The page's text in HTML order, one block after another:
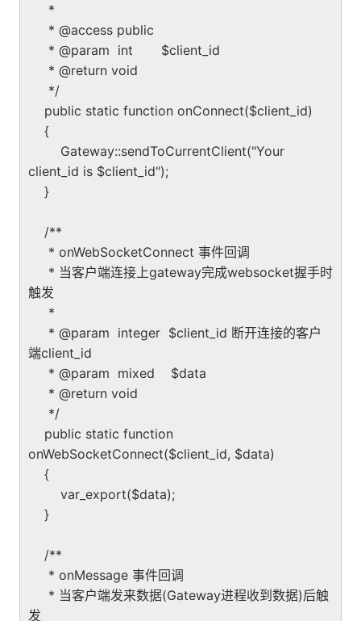
*
* @access public
* @param int $client_id
* @return void
*/
public static function onConnect($client_id)
{
Gateway::sendToCurrentClient("Your
client_id is $client_id");
}
/**
* onWebSocketConnect 事件回调
* 当客户端连接上gateway完成websocket握手时
触发
*
* @param integer $client_id 断开连接的客户
端client_id
* @param mixed $data
* @return void
*/
public static function
onWebSocketConnect($client_id, $data)
{
var_export($data);
}
/**
* onMessage 事件回调
* 当客户端发来数据(Gateway进程收到数据)后触
发